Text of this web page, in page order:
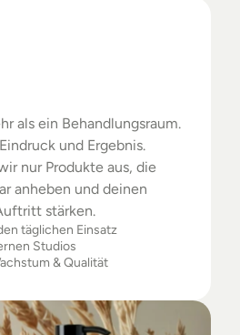
als ein Behandlungsraum.
und Ergebnis.
nur Produkte aus, die
anheben und deinen
stärken.
täglichen Einsatz
Studios
& Qualität